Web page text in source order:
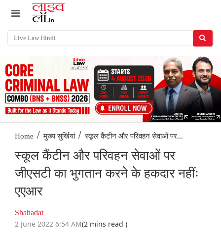
Home / मुख्य सुर्खियां / स्कूल कैंटीन और परिवहन सेवाओं पर...
स्कूल कैंटीन और परिवहन सेवाओं पर
जीएसटी का भुगतान करने के हकदार नहींः
एएआर
Shahadat
2 June 2022 6:54 AM(2 mins read )